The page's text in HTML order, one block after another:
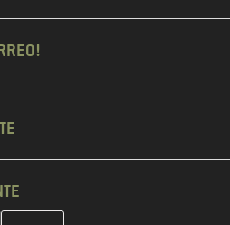
correo electrónico y crea tu